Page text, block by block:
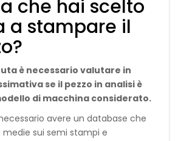
che hai scelto
a stampare il
è necessario valutare in
se il pezzo in analisi è
di macchina considerato.
avere un database che
medie sui semi stampi e